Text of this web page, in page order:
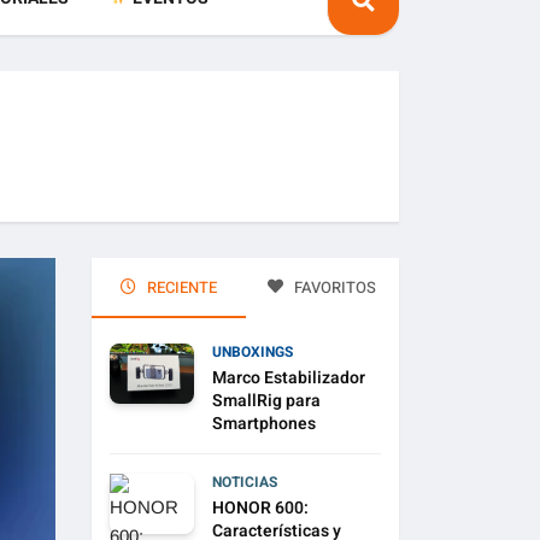
RECIENTE FAVORITOS
UNBOXINGS
Marco Estabilizador
SmallRig para
Smartphones
NOTICIAS
HONOR 600:
Características y